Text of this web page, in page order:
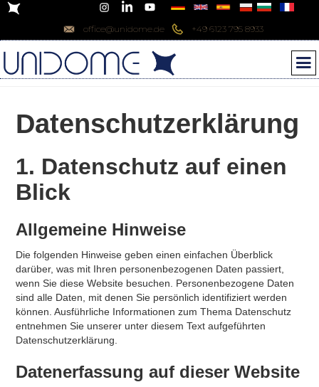
office@unidome.de +49 6123 795 8933
Datenschutz­erklärung
1. Datenschutz auf einen
Blick
Allgemeine Hinweise
Die folgenden Hinweise geben einen einfachen Überblick
darüber, was mit Ihren personenbezogenen Daten passiert,
wenn Sie diese Website besuchen. Personenbezogene Daten
sind alle Daten, mit denen Sie persönlich identifiziert werden
können. Ausführliche Informationen zum Thema Datenschutz
entnehmen Sie unserer unter diesem Text aufgeführten
Datenschutzerklärung.
Datenerfassung auf dieser Website